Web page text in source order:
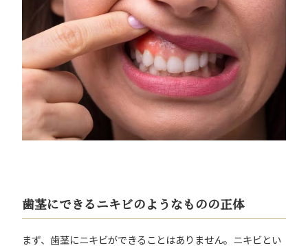
歯茎にできるニキビのようなものの正体
まず、歯茎にニキビができることはありません。ニキビとい